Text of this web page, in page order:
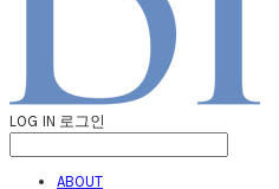
LOG IN 로그인
ABOUT